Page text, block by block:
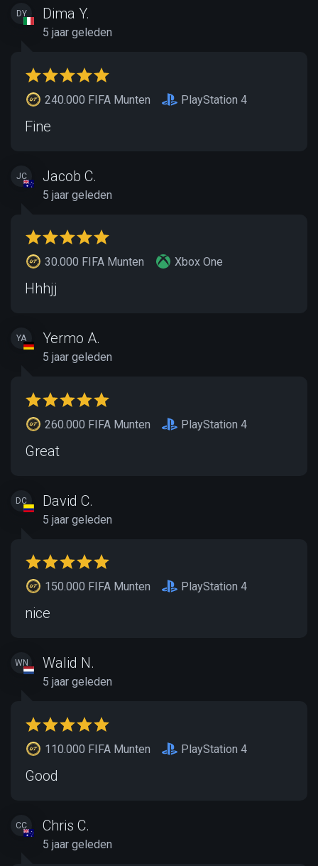
DY Dima Y.
5 jaar geleden
240.000 FIFA Munten PlayStation 4
Fine
JC Jacob C.
5 jaar geleden
30.000 FIFA Munten Xbox One
Hhhjj
YA Yermo A.
5 jaar geleden
260.000 FIFA Munten PlayStation 4
Great
DC David C.
5 jaar geleden
150.000 FIFA Munten PlayStation 4
nice
WN Walid N.
5 jaar geleden
110.000 FIFA Munten PlayStation 4
Good
CC Chris C.
5 jaar geleden